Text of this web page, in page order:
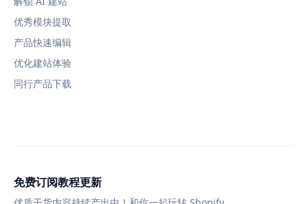
优秀模块提取
产品快速编辑
优化建站体验
同行产品下载
免费订阅教程更新